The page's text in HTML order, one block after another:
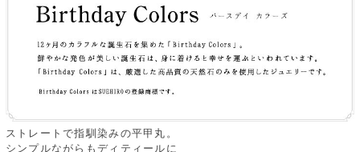
ストレートで指馴染みの平甲丸。
シンプルながらもディティールに